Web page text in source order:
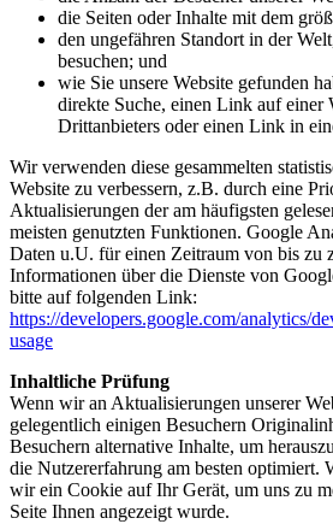
die Seiten oder Inhalte mit dem
den ungefähren Standort in der
besuchen; und
wie Sie unsere Website gefunden
direkte Suche, einen Link auf einer
Drittanbieters oder einen Link in
Wir verwenden diese gesammelten
Website zu verbessern, z.B. durch eine
Aktualisierungen der am häufigsten
meisten genutzten Funktionen. Google
Daten u.U. für einen Zeitraum von bis zu
Informationen über die Dienste von
bitte auf folgenden Link:
https://developers.google.com/analytics/
usage
Inhaltliche Prüfung
Wenn wir an Aktualisierungen unserer
gelegentlich einigen Besuchern
Besuchern alternative Inhalte, um
die Nutzererfahrung am besten optimiert.
wir ein Cookie auf Ihr Gerät, um uns zu
Seite Ihnen angezeigt wurde.